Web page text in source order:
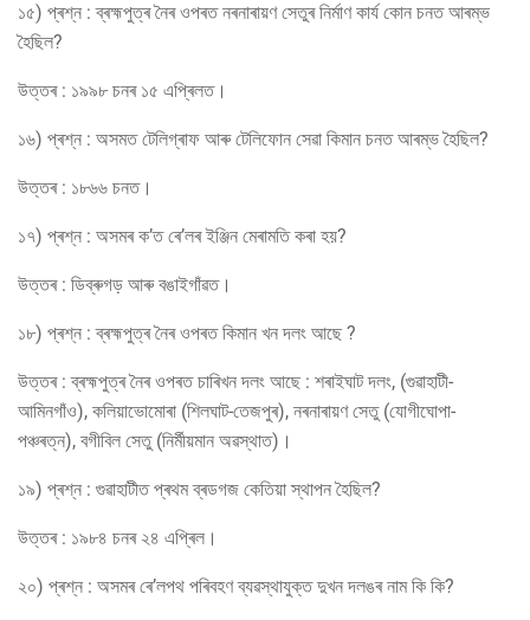
১৫) প্ৰশ্ন : ব্ৰহ্মপুত্ৰ নৈৰ ওপৰত নৰনাৰায়ণ সেতুৰ নিৰ্মাণ কাৰ্য কোন চনত আৰম্ভ
হৈছিল?
উত্তৰ : ১৯৯৮ চনৰ ১৫ এপ্ৰিলত।
১৬) প্ৰশ্ন : অসমত টেলিগ্ৰাফ আৰু টেলিফোন সেৱা কিমান চনত আৰম্ভ হৈছিল?
উত্তৰ : ১৮৬৬ চনত।
১৭) প্ৰশ্ন : অসমৰ ক’ত ৰে’লৰ ইঞ্জিন মেৰামতি কৰা হয়?
উত্তৰ : ডিব্ৰুগড় আৰু বঙাইগাঁৱত।
১৮) প্ৰশ্ন : ব্ৰহ্মপুত্ৰ নৈৰ ওপৰত কিমান খন দলং আছে ?
উত্তৰ : ব্ৰহ্মপুত্ৰ নৈৰ ওপৰত চাৰিখন দলং আছে : শৰাইঘাট দলং, (গুৱাহাটী-
আমিনগাঁও), কলিয়াভোমোৰা (শিলঘাট-তেজপুৰ), নৰনাৰায়ণ সেতু (যোগীঘোপা-
পঞ্চৰত্ন), বগীবিল সেতু (নিৰ্মীয়মান অৱস্থাত)।
১৯) প্ৰশ্ন : গুৱাহাটীত প্ৰথম ব্ৰডগজ কেতিয়া স্থাপন হৈছিল?
উত্তৰ : ১৯৮৪ চনৰ ২৪ এপ্ৰিল।
২০) প্ৰশ্ন : অসমৰ ৰে’লপথ পৰিবহণ ব্যৱস্থাযুক্ত দুখন দলঙৰ নাম কি কি?